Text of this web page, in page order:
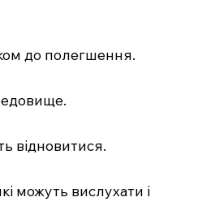
до полегшення.
відновитися.
можуть вислухати і